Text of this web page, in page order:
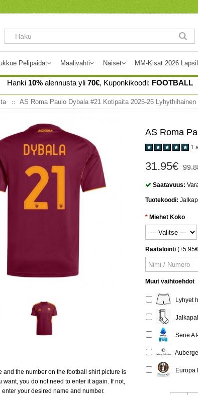
Pelipaidat Maalivahti Naiset MM-Kisat 2026
Hanki 10% alennusta yli 70€, Kuponkikoodi: FOOTBALL
AS Roma Paulo Dybala #21 Kotipaita 2025-26 Lyhythihainen
and the number on the football shirt picture is
want, you do not need to enter it again. If not,
your desired name and number.
AS Roma
1
31.95€
Saatavuus:
Tuotekoodi:
Miehet Koko
Räätälöinti
Muut vaihtoehdot
Lyhyet
Serie A
Europa